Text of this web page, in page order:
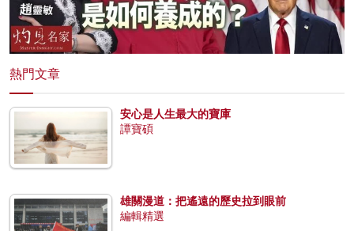
熱門文章
安心是人生最大的寶庫
譚寶碩
雄關漫道：把遙遠的歷史拉到眼前
編輯精選